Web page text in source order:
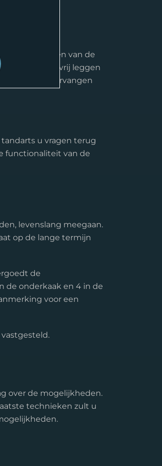
het plaatsen van de
weer vrij leggen
vervangen
u vragen terug
functionaliteit van de
levenslang meegaan.
op de lange termijn
de
de onderkaak en 4 in de
voor een
over de mogelijkheden.
technieken zult u